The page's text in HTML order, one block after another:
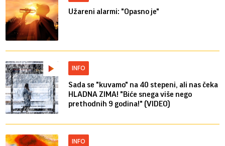
Užareni alarmi: "Opasno je"
INFO
Sada se "kuvamo" na 40 stepeni, ali nas čeka
HLADNA ZIMA! "Biće snega više nego
prethodnih 9 godina!" (VIDEO)
INFO